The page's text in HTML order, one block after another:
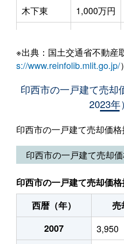
木下東
1,000万円
木刈
2,800万円
2,600万円
木刈
2,400万円
木刈
4,000万円
小林
2,600万円
小林
580万円
※出典：国土交通省不動産
s://www.reinfolib.mlit.go.jp/
印西市の一戸建て売却
2023年）
印西市の一戸建て売却価格
印西市の一戸建て売却
印西市の一戸建て売却価
西暦（年）
売
2007
3,950